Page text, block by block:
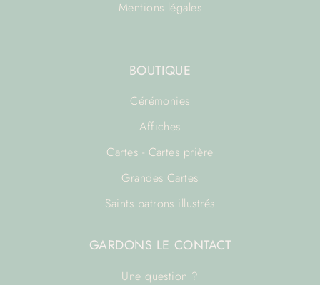
Mentions légales
BOUTIQUE
Cérémonies
Affiches
Cartes - Cartes prière
Grandes Cartes
Saints patrons illustrés
GARDONS LE CONTACT
Une question ?